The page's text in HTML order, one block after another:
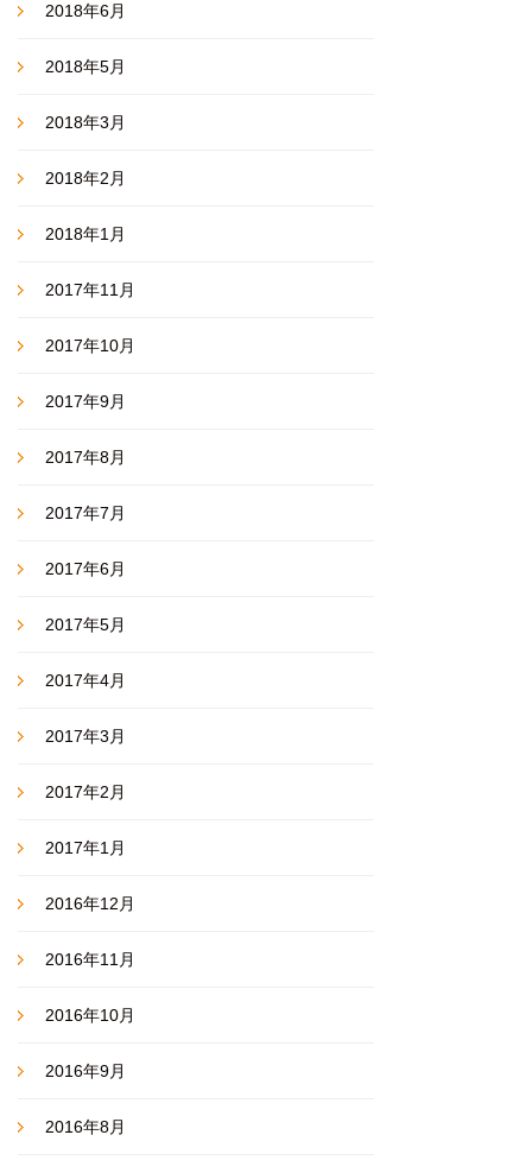
2018年6月
2018年5月
2018年3月
2018年2月
2018年1月
2017年11月
2017年10月
2017年9月
2017年8月
2017年7月
2017年6月
2017年5月
2017年4月
2017年3月
2017年2月
2017年1月
2016年12月
2016年11月
2016年10月
2016年9月
2016年8月